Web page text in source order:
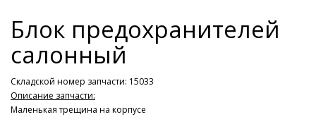
Блок предохранителей
салонный
Складской номер запчасти: 15033
Описание запчасти:
Маленькая трещина на корпусе